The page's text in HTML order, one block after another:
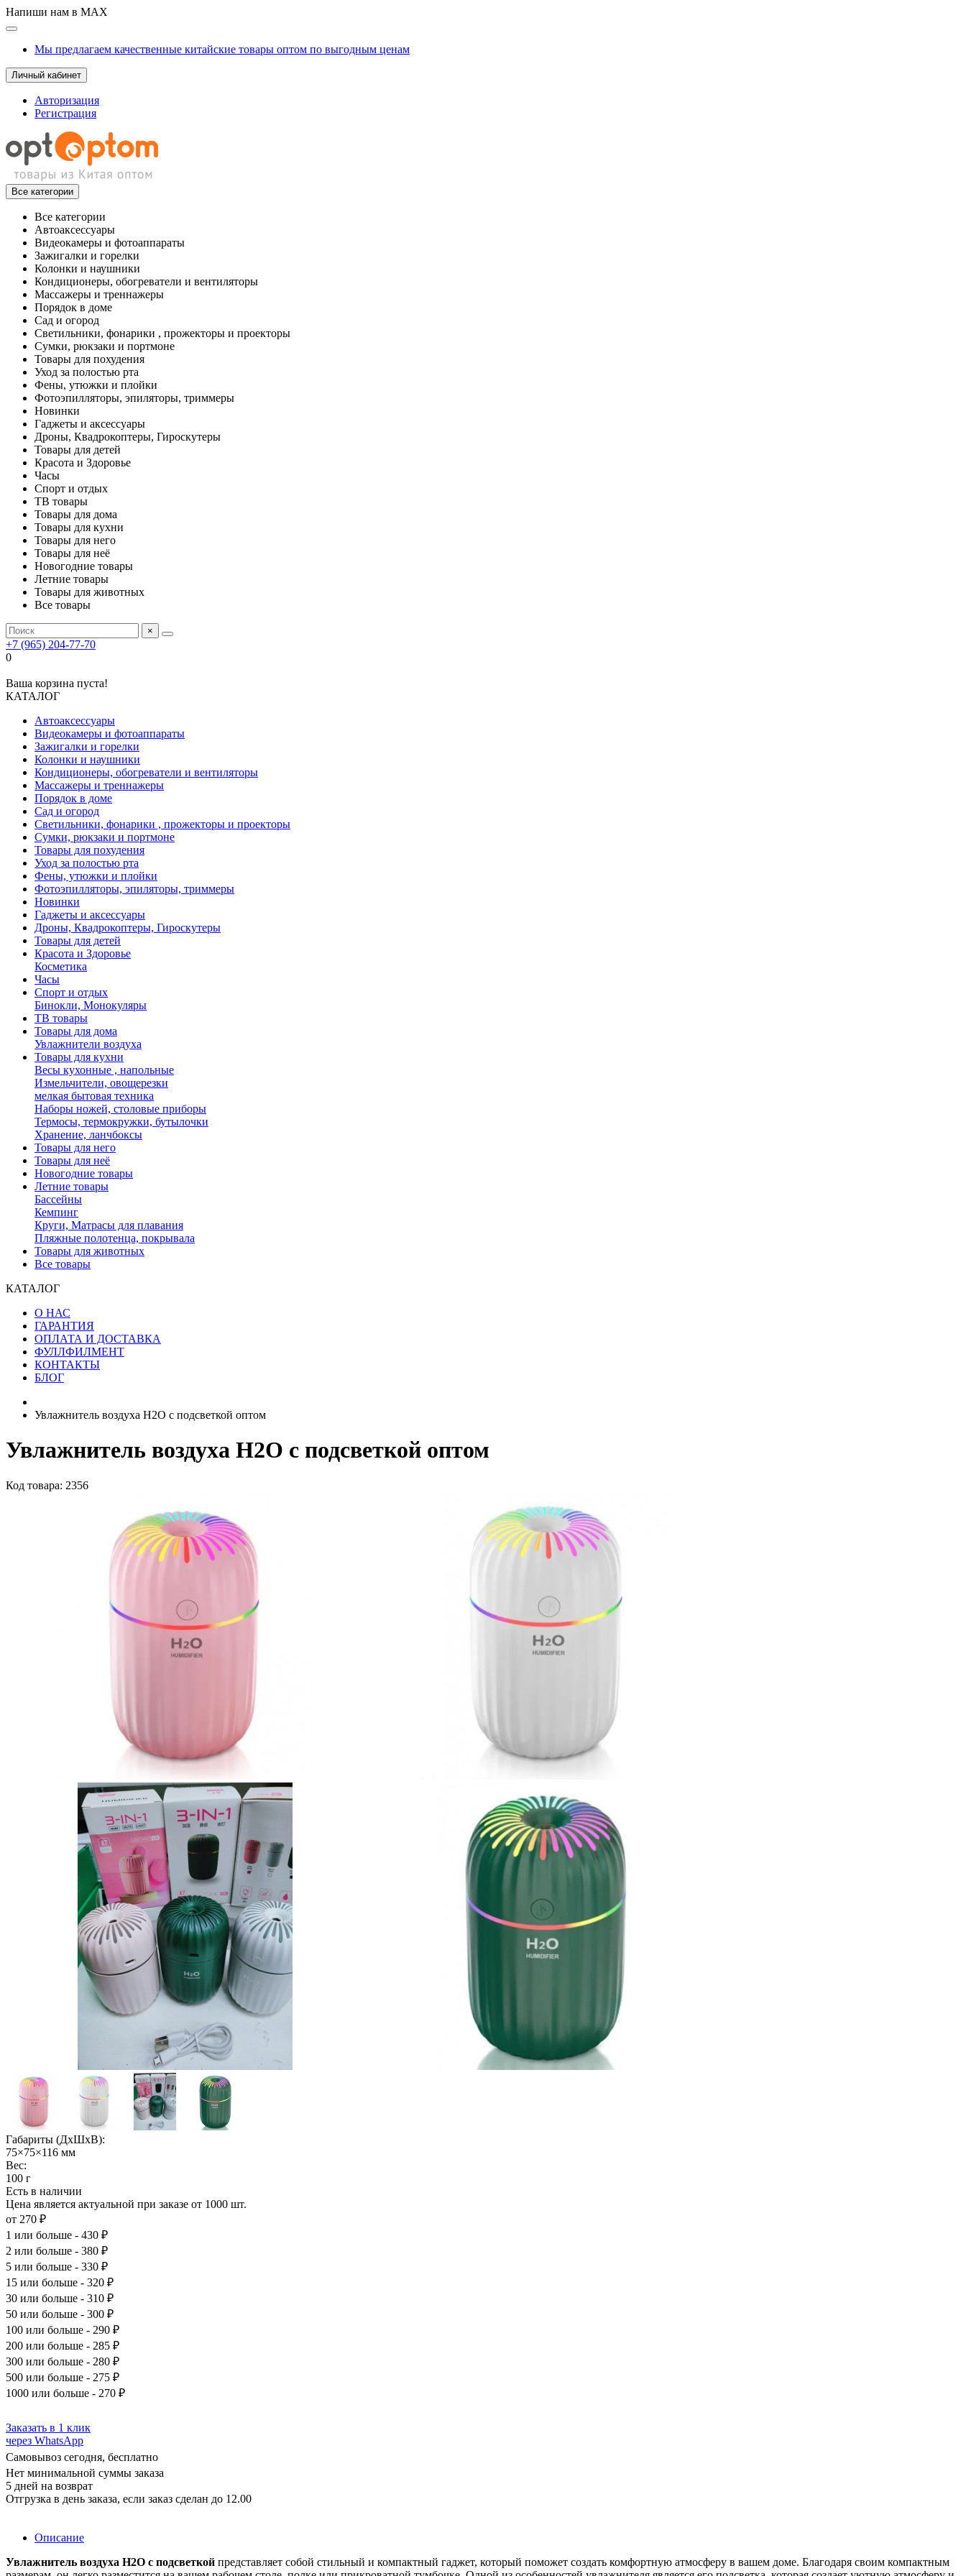
Напиши нам в MAX
Мы предлагаем качественные китайские товары оптом по выгодным ценам
Личный кабинет
Авторизация
Регистрация
Все категории
Все категории
Автоаксессуары
Видеокамеры и фотоаппараты
Зажигалки и горелки
Колонки и наушники
Кондиционеры, обогреватели и вентиляторы
Массажеры и треннажеры
Порядок в доме
Сад и огород
Светильники, фонарики , прожекторы и проекторы
Сумки, рюкзаки и портмоне
Товары для похудения
Уход за полостью рта
Фены, утюжки и плойки
Фотоэпилляторы, эпиляторы, триммеры
Новинки
Гаджеты и аксессуары
Дроны, Квадрокоптеры, Гироскутеры
Товары для детей
Красота и Здоровье
Часы
Спорт и отдых
ТВ товары
Товары для дома
Товары для кухни
Товары для него
Товары для неё
Новогодние товары
Летние товары
Товары для животных
Все товары
×
+7 (965) 204-77-70
0
Ваша корзина пуста!
КАТАЛОГ
Автоаксессуары
Видеокамеры и фотоаппараты
Зажигалки и горелки
Колонки и наушники
Кондиционеры, обогреватели и вентиляторы
Массажеры и треннажеры
Порядок в доме
Сад и огород
Светильники, фонарики , прожекторы и проекторы
Сумки, рюкзаки и портмоне
Товары для похудения
Уход за полостью рта
Фены, утюжки и плойки
Фотоэпилляторы, эпиляторы, триммеры
Новинки
Гаджеты и аксессуары
Дроны, Квадрокоптеры, Гироскутеры
Товары для детей
Красота и Здоровье
Косметика
Часы
Спорт и отдых
Бинокли, Монокуляры
ТВ товары
Товары для дома
Увлажнители воздуха
Товары для кухни
Весы кухонные , напольные
Измельчители, овощерезки
мелкая бытовая техника
Наборы ножей, столовые приборы
Термосы, термокружки, бутылочки
Хранение, ланчбоксы
Товары для него
Товары для неё
Новогодние товары
Летние товары
Бассейны
Кемпинг
Круги, Матрасы для плавания
Пляжные полотенца, покрывала
Товары для животных
Все товары
КАТАЛОГ
О НАС
ГАРАНТИЯ
ОПЛАТА И ДОСТАВКА
ФУЛЛФИЛМЕНТ
КОНТАКТЫ
БЛОГ
Увлажнитель воздуха H2O с подсветкой оптом
Увлажнитель воздуха H2O с подсветкой оптом
Код товара: 2356
Габариты (ДхШхВ):
75×75×116 мм
Вес:
100 г
Есть в наличии
Цена является актуальной при заказе от 1000 шт.
от 270 ₽
1 или больше - 430 ₽
2 или больше - 380 ₽
5 или больше - 330 ₽
15 или больше - 320 ₽
30 или больше - 310 ₽
50 или больше - 300 ₽
100 или больше - 290 ₽
200 или больше - 285 ₽
300 или больше - 280 ₽
500 или больше - 275 ₽
1000 или больше - 270 ₽
Заказать в 1 клик
через WhatsApp
Самовывоз сегодня, бесплатно
Нет минимальной суммы заказа
5 дней на возврат
Отгрузка в день заказа, если заказ сделан до 12.00
Описание
Увлажнитель воздуха H2O с подсветкой представляет собой стильный и компактный гаджет, который поможет создать комфортную атмосферу в вашем доме. Благодаря своим компактным